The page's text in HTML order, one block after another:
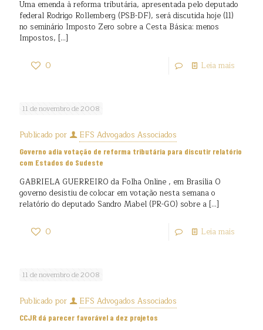
Uma emenda à reforma tributária, apresentada pelo deputado
federal Rodrigo Rollemberg (PSB-DF), será discutida hoje (11)
no seminário Imposto Zero sobre a Cesta Básica: menos
Impostos, […]
0 Leia mais
11 de novembro de 2008
Publicado por EFS Advogados Associados
Governo adia votação de reforma tributária para discutir relatório
com Estados do Sudeste
GABRIELA GUERREIRO da Folha Online , em Brasília O
governo desistiu de colocar em votação nesta semana o
relatório do deputado Sandro Mabel (PR-GO) sobre a […]
0 Leia mais
11 de novembro de 2008
Publicado por EFS Advogados Associados
CCJR dá parecer favorável a dez projetos